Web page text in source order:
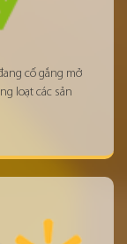
cố gắng mở
loạt các sản